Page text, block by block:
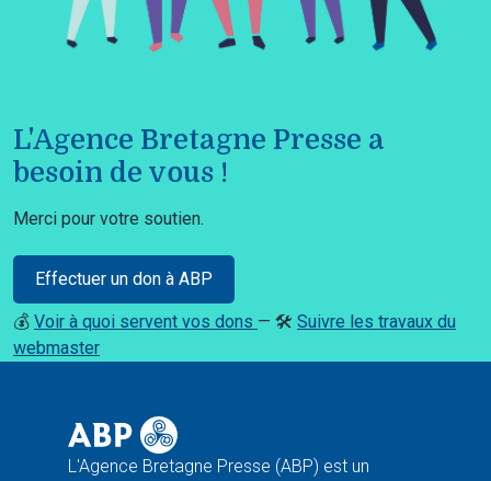
L'Agence Bretagne Presse a
besoin de vous !
Merci pour votre soutien.
Effectuer un don à ABP
💰 Voir à quoi servent vos dons — 🛠️ Suivre les travaux du
webmaster
L'Agence Bretagne Presse (ABP) est un